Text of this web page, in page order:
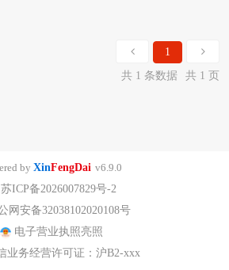
1
共 1 条数据
共 1 页
by XinFengDai v6.9.0
苏ICP备2026007829号-2
网安备32038102020108号
电子营业执照亮照
业务经营许可证：沪B2-xxx